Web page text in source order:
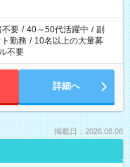
不要 / 40～50代活躍中 / 副
勤務 / 10名以上の大量募
不要
詳細へ
掲載日：2026.08.08